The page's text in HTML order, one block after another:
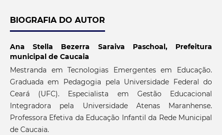
BIOGRAFIA DO AUTOR
Ana Stella Bezerra Saraiva Paschoal, Prefeitura
municipal de Caucaia
Mestranda em Tecnologias Emergentes em Educação.
Graduada em Pedagogia pela Universidade Federal do
Ceará (UFC). Especialista em Gestão Educacional
Integradora pela Universidade Atenas Maranhense.
Professora Efetiva da Educação Infantil da Rede Municipal
de Caucaia.